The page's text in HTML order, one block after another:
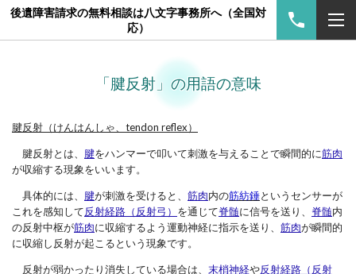
後遺障害請求の無料相談は八文字事務所へ（全国対
応）
「腱反射」の用語の意味
腱反射（けんはんしゃ、tendon reflex）
腱反射とは、 腱をハンマーで叩いて刺激を与えることで瞬間的に筋肉
が収縮する現象をいいます。
具体的には、 腱が刺激を受けると、 筋肉内の筋紡錘というセンサーが
これを感知して反射経路（反射弓） を通じて脊髄に信号を送り、 脊髄内
の反射中枢が筋肉に収縮するよう運動神経に指示を送り、 筋肉が瞬間的
に収縮し反射が起こるという現象です。
反射が弱かったり消失している場合は、 末梢神経や反射経路（反射